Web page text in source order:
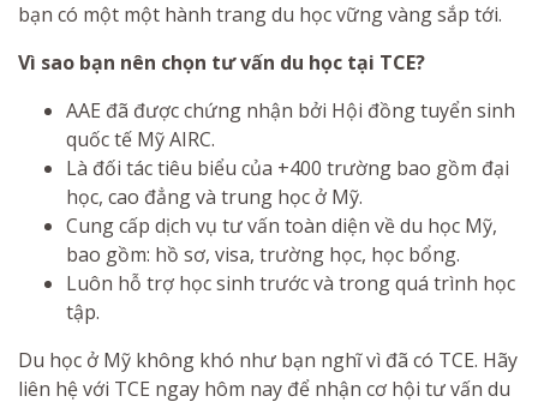
bạn có một một hành trang du học vững vàng sắp tới.
Vì sao bạn nên chọn tư vấn du học tại TCE?
AAE đã được chứng nhận bởi Hội đồng tuyển sinh
quốc tế Mỹ AIRC.
Là đối tác tiêu biểu của +400 trường bao gồm đại
học, cao đẳng và trung học ở Mỹ.
Cung cấp dịch vụ tư vấn toàn diện về du học Mỹ,
bao gồm: hồ sơ, visa, trường học, học bổng.
Luôn hỗ trợ học sinh trước và trong quá trình học
tập.
Du học ở Mỹ không khó như bạn nghĩ vì đã có TCE. Hãy
liên hệ với TCE ngay hôm nay để nhận cơ hội tư vấn du